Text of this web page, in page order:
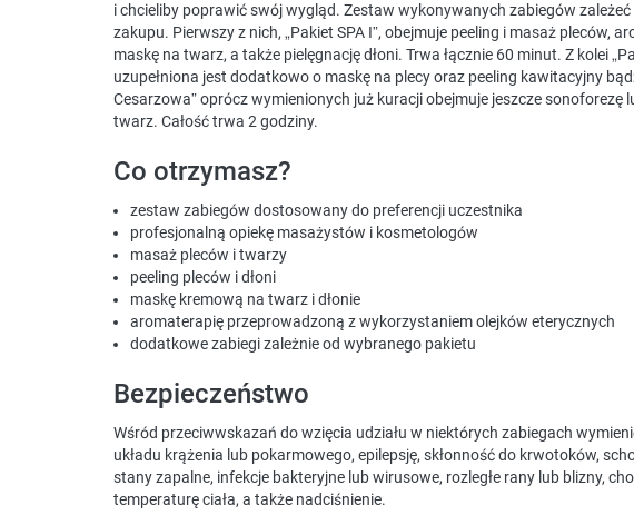
i chcieliby poprawić swój wygląd. Zestaw wykonywanych zabiegów
zakupu. Pierwszy z nich, „Pakiet SPA I”, obejmuje peeling i masaż pleców,
maskę na twarz, a także pielęgnację dłoni. Trwa łącznie 60 minut. Z kolei
uzupełniona jest dodatkowo o maskę na plecy oraz peeling kawitacyjny
Cesarzowa” oprócz wymienionych już kuracji obejmuje jeszcze sonoforezę
twarz. Całość trwa 2 godziny.
Co otrzymasz?
zestaw zabiegów dostosowany do preferencji uczestnika
profesjonalną opiekę masażystów i kosmetologów
masaż pleców i twarzy
peeling pleców i dłoni
maskę kremową na twarz i dłonie
aromaterapię przeprowadzoną z wykorzystaniem olejków eterycznych
dodatkowe zabiegi zależnie od wybranego pakietu
Bezpieczeństwo
Wśród przeciwwskazań do wzięcia udziału w niektórych zabiegach
układu krążenia lub pokarmowego, epilepsję, skłonność do krwotoków,
stany zapalne, infekcje bakteryjne lub wirusowe, rozległe rany lub blizny,
temperaturę ciała, a także nadciśnienie.